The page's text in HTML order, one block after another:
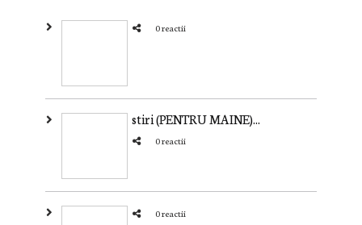
0 reactii
stiri (PENTRU MAINE)...
0 reactii
0 reactii